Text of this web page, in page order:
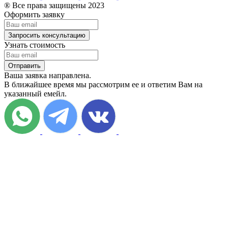
® Все права защищены 2023
Оформить заявку
Запросить консультацию
Узнать стоимость
Отправить
Ваша заявка направлена.
В ближайшее время мы рассмотрим ее и ответим Вам на
указанный емейл.